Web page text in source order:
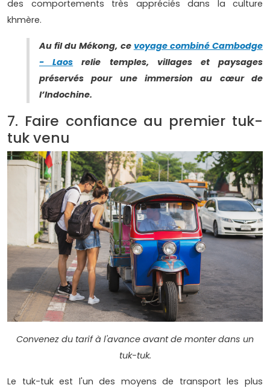
des comportements très appréciés dans la culture
khmère.
Au fil du Mékong, ce voyage combiné Cambodge
- Laos relie temples, villages et paysages
préservés pour une immersion au cœur de
l’Indochine.
7. Faire confiance au premier tuk-
tuk venu
Convenez du tarif à l'avance avant de monter dans un
tuk-tuk.
Le tuk-tuk est l'un des moyens de transport les plus